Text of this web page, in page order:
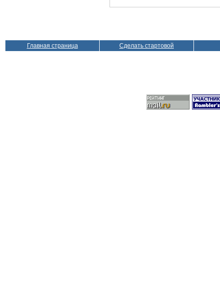
Главная страница Сделать стартовой